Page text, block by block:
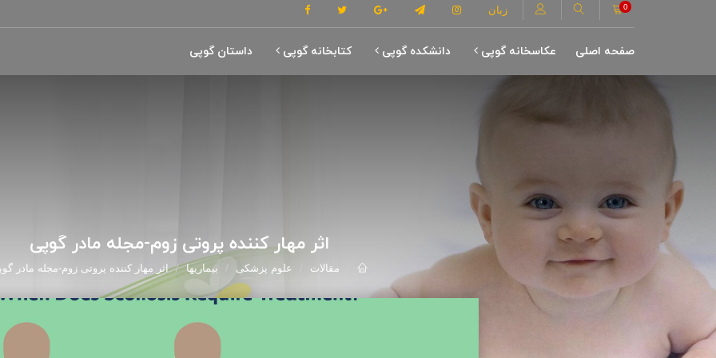
زبان 0
صفحه اصلی عکاسخانه گوپی دانشکده گوپی کتابخانه گوپی داستان گوپی
اثر مهار کننده پروتی زوم-مجله مادر گوپی
مقالات علوم پزشکی بیماریها اثر مهار کننده پروتی زوم-مجله مادر